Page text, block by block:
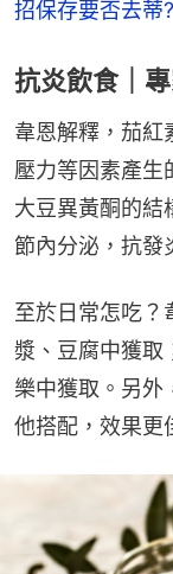
招保存要否去蒂?
抗炎飲食｜
韋恩解釋，茄紅
壓力等因素產生
大豆異黃酮的結
節內分泌，抗發
至於日常怎吃？
漿、豆腐中獲取
樂中獲取。另外
他搭配，效果更